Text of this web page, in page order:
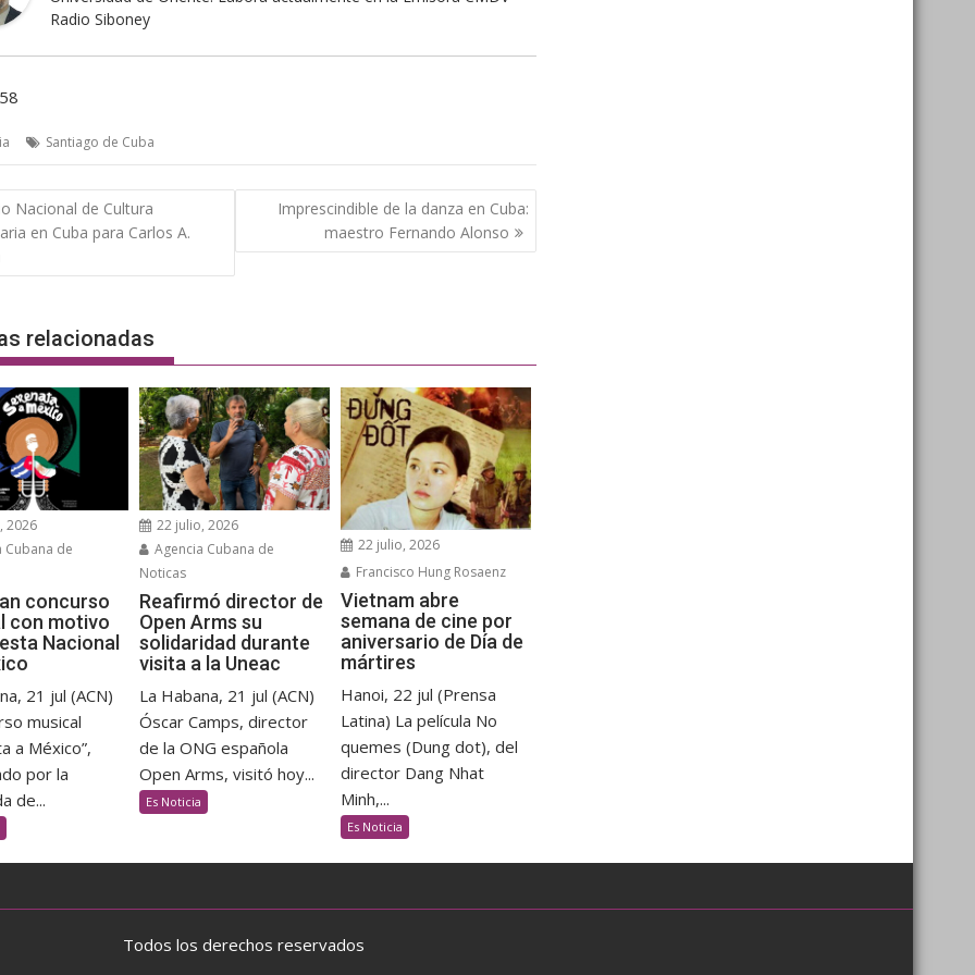
Radio Siboney
Santiago de Cuba
Nacional de Cultura
en Cuba para Carlos A.
Imprescindible de la danza en Cuba:
maestro Fernando Alonso
relacionadas
2026
Cubana de
concurso
con motivo
Nacional
21 jul (ACN)
musical
a México”,
por la
de...
22 julio, 2026
Agencia Cubana de
Noticas
Reafirmó director de
Open Arms su
solidaridad durante
visita a la Uneac
La Habana, 21 jul (ACN)
Óscar Camps, director
de la ONG española
Open Arms, visitó hoy...
Es Noticia
22 julio, 2026
Francisco Hung Rosaenz
Vietnam abre
semana de cine por
aniversario de Día de
mártires
Hanoi, 22 jul (Prensa
Latina) La película No
quemes (Dung dot), del
director Dang Nhat
Minh,...
Es Noticia
Todos los derechos reservados